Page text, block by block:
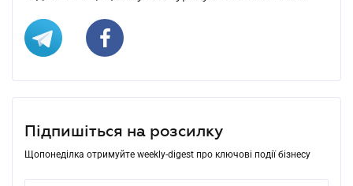
Підпишіться на розсилку
Щопонеділка отримуйте weekly-digest про ключові події бізнесу